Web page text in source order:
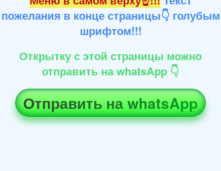
пожелания в конце страницы👇 голубым
шрифтом!!!
Открытку с этой страницы можно
отправить на whatsApp 👇
Отправить на whatsApp